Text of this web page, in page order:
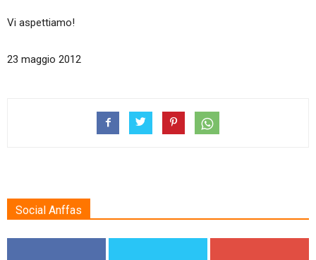
Vi aspettiamo!
23 maggio 2012
Social Anffas